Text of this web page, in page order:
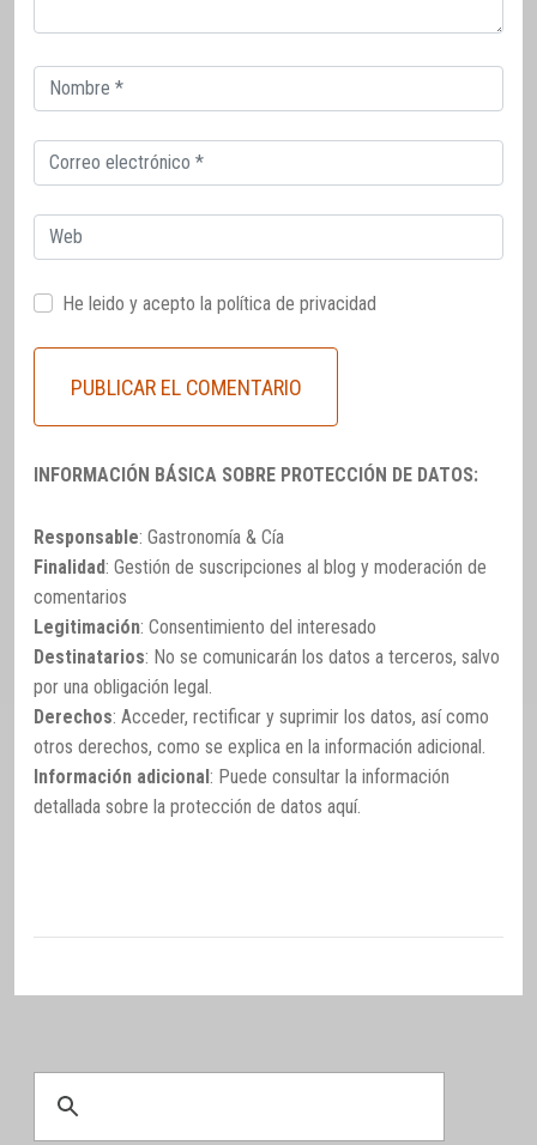
Correo
electrónico
Correo
electrónico
Web
He leido y acepto la política de privacidad
INFORMACIÓN BÁSICA SOBRE PROTECCIÓN DE DATOS:
Responsable: Gastronomía & Cía
Finalidad: Gestión de suscripciones al blog y moderación de
comentarios
Legitimación: Consentimiento del interesado
Destinatarios: No se comunicarán los datos a terceros, salvo
por una obligación legal.
Derechos: Acceder, rectificar y suprimir los datos, así como
otros derechos, como se explica en la información adicional.
Información adicional: Puede consultar la información
detallada sobre la protección de datos aquí.